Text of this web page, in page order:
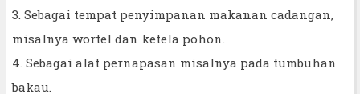
3. Sebagai tempat penyimpanan makanan cadangan,
misalnya wortel dan ketela pohon.
4. Sebagai alat pernapasan misalnya pada tumbuhan
bakau.